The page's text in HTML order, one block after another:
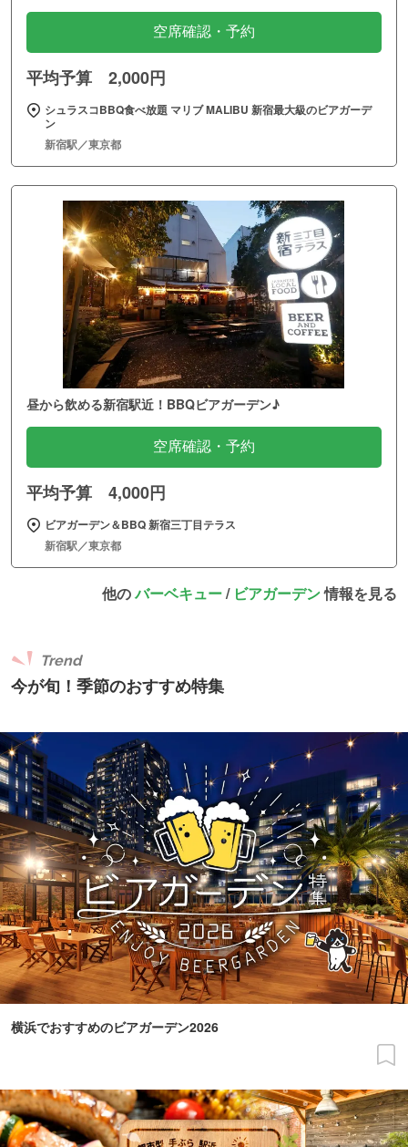
空席確認・予約
平均予算 2,000円
シュラスコBBQ食べ放題 マリブ MALIBU 新宿最大級のビアガーデ
ン
新宿駅／東京都
昼から飲める新宿駅近！BBQビアガーデン♪
空席確認・予約
平均予算 4,000円
ビアガーデン＆BBQ 新宿三丁目テラス
新宿駅／東京都
他のバーベキュー/ ビアガーデン情報を見る
今が旬！季節のおすすめ特集
Trend
横浜でおすすめのビアガーデン2026